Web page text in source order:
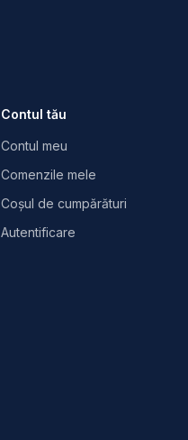
Contul tău
Contul meu
Comenzile mele
Coșul de cumpărături
Autentificare